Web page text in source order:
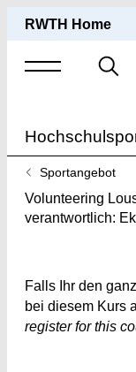
RWTH Home
Suche
Sie
sind
hier:
Sportangebot
Volunteering
verantwortlich:
Falls Ihr den
bei diesem Kurs
register for this